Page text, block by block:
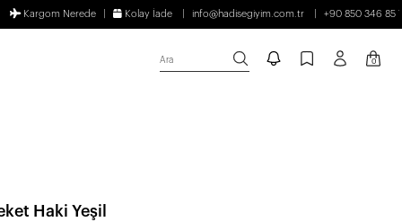
Kargom Nerede Kolay İade info@hadisegiyim.com.tr +90 850 346 85
Ara 0
Haki Yeşil